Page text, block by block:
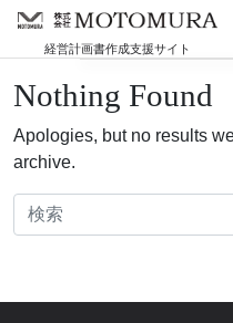
Skip to main content
経営計画書作成支援サイト
Nothing Found
Apologies, but no results
archive.